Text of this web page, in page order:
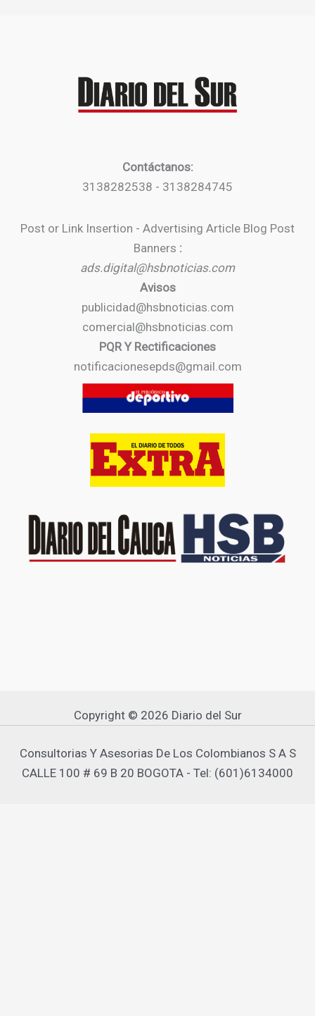
Contáctanos:
3138282538 - 3138284745
Post or Link Insertion - Advertising Article Blog Post
Banners :
ads.digital@hsbnoticias.com
Avisos
publicidad@hsbnoticias.com
comercial@hsbnoticias.com
PQR Y Rectificaciones
notificacionesepds@gmail.com
Copyright © 2026 Diario del Sur
Consultorias Y Asesorias De Los Colombianos S A S
CALLE 100 # 69 B 20 BOGOTA - Tel: (601)6134000